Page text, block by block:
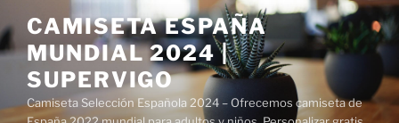
al
contenido
CAMISETA ESPAÑA
MUNDIAL 2024 |
SUPERVIGO
Camiseta Selección Española 2024 – Ofrecemos camiseta de